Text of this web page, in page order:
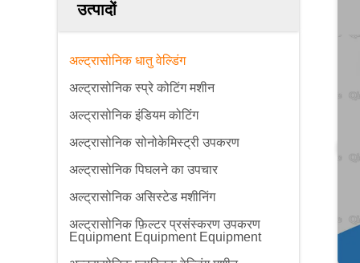
उत्पादों
अल्ट्रासोनिक धातु वेल्डिंग
अल्ट्रासोनिक स्प्रे कोटिंग मशीन
अल्ट्रासोनिक इंडियम कोटिंग
अल्ट्रासोनिक सोनोकेमिस्ट्री उपकरण
अल्ट्रासोनिक पिघलने का उपचार
अल्ट्रासोनिक असिस्टेड मशीनिंग
अल्ट्रासोनिक फ़िल्टर प्रसंस्करण उपकरण
Equipment Equipment Equipment